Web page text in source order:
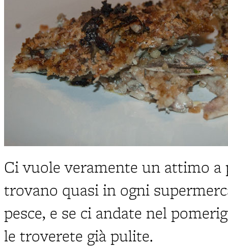
Ci vuole veramente un attimo
trovano quasi in ogni
pesce, e se ci andate nel
le troverete già pulite.